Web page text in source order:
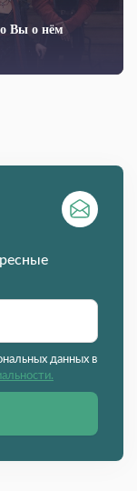
Вы о нём
данных в